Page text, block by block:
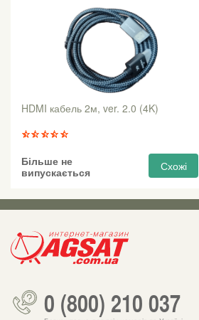
HDMI кабель 2м, ver. 2.0 (4K)
Більше не
випускається
Схожі
0 (800) 210 037